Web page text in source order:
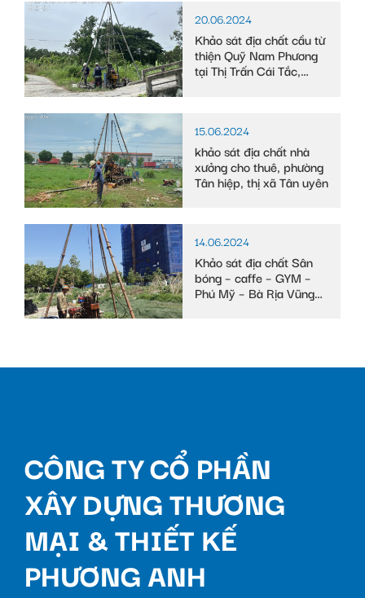
20.06.2024
Khảo sát địa chất cầu từ
thiện Quỹ Nam Phương
tại Thị Trấn Cái Tắc,
15.06.2024
khảo sát địa chất nhà
xưởng cho thuê, phường
Tân hiệp, thị xã Tân uyên
14.06.2024
Khảo sát địa chất Sân
bóng – caffe – GYM –
Phú Mỹ – Bà Rịa Vũng
CÔNG TY CỔ PHẦN
XÂY DỰNG THƯƠNG
MẠI & THIẾT KẾ
PHƯƠNG ANH